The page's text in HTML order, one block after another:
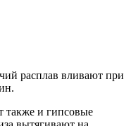
расплав вливают при
также и гипсовые